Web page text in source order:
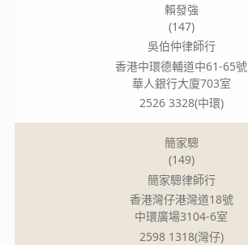
賴發強
(147)
吳伯仲律師行
香港中環德輔道中61-65號
華人銀行大廈703室
2526 3328(中環)
簡家驄
(149)
簡家驄律師行
香港灣仔港灣道18號
中環廣場3104-6室
2598 1318(灣仔)